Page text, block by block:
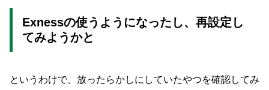
Exnessの使うようになったし、再設定し
てみようかと
というわけで、放ったらかしにしていたやつを確認してみ